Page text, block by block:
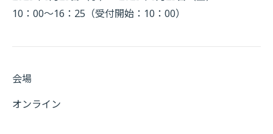
10：00～16：25（受付開始：10：00）
会場
オンライン